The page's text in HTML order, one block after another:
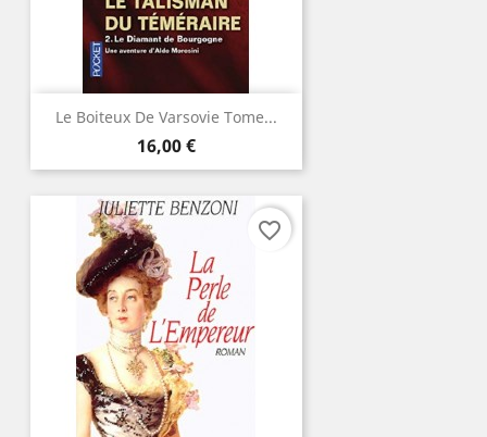
Le Boiteux De Varsovie Tome...
Prix
16,00 €
favorite_border